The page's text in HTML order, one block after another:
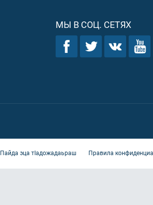
МЫ В СОЦ. СЕТЯХ
Пайда эца тIадожадаьраш Правила